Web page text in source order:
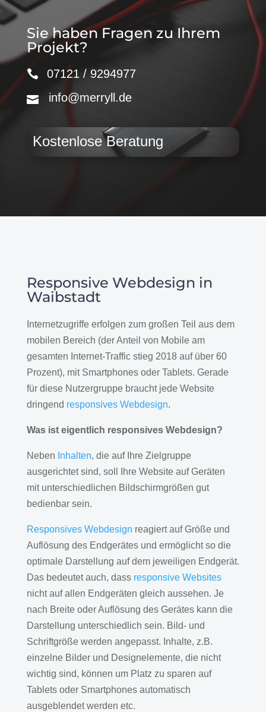
Sie haben Fragen zu Ihrem
Projekt?
07121 / 9294977
info@merryll.de
Kostenlose Beratung
Responsive Webdesign in
Waibstadt
Internetzugriffe erfolgen zum großen Teil aus dem
mobilen Bereich (der Anteil von Mobile am
gesamten Internet-Traffic stieg 2018 auf über 60
Prozent), mit Smartphones oder Tablets. Gerade
für diese Nutzergruppe braucht jede Website
dringend responsives Webdesign.
Was ist eigentlich responsives Webdesign?
Neben Inhalten, die auf Ihre Zielgruppe
ausgerichtet sind, soll Ihre Website auf Geräten
mit unterschiedlichen Bildschirmgrößen gut
bedienbar sein.
Responsives Webdesign reagiert auf Größe und
Auflösung des Endgerätes und ermöglicht so die
optimale Darstellung auf dem jeweiligen Endgerät.
Das bedeutet auch, dass responsive Websites
nicht auf allen Endgeräten gleich aussehen. Je
nach Breite oder Auflösung des Gerätes kann die
Darstellung unterschiedlich sein. Bild- und
Schriftgröße werden angepasst. Inhalte, z.B.
einzelne Bilder und Designelemente, die nicht
wichtig sind, können um Platz zu sparen auf
Tablets oder Smartphones automatisch
ausgeblendet werden etc.